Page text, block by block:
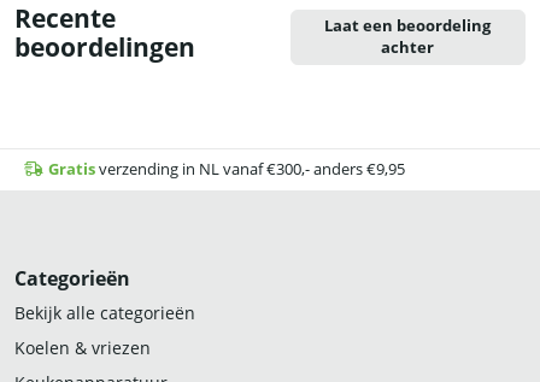
Recente
beoordelingen
Laat een beoordeling
achter
Gratisverzending in NL vanaf €300,- anders €9,95
Categorieën
Bekijk alle categorieën
Koelen & vriezen